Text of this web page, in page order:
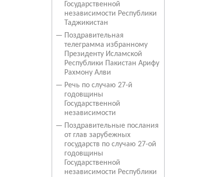
Государственной
независимости Республики
Таджикистан
—
Поздравительная
телеграмма избранному
Президенту Исламской
Республики Пакистан Арифу
Рахмону Алви
— Речь по случаю 27-й
годовщины
Государственной
независимости
—
Поздравительные послания
от глав зарубежных
государств по случаю 27-ой
годовщины
Государственной
независимости Республики